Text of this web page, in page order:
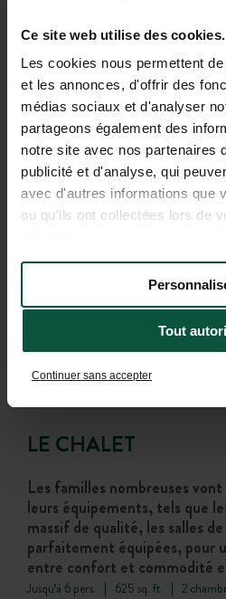
Ce site web utilise des cookies.
Les cookies nous permettent
et les annonces, d'offrir des
médias sociaux et d'analyser
partageons également des
notre site avec nos partenaires
publicité et d'analyse, qui
avec d'autres informations que
ou qu'ils ont collectées lors de
Tout
Continuer sans accepter
LE CHALET
Les familles nombreuses
leurs équipements, tels que
massif de qualité, les salles
parfaitement équipées, pour
entre confort et commodité
Jusqu’à 6 pers. | 625 sq. ft. | 2